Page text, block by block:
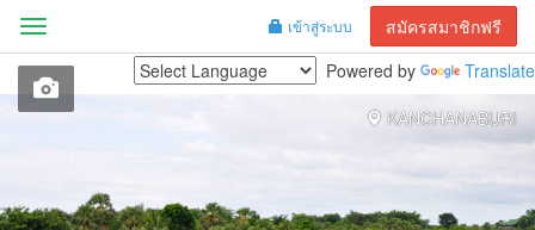
เข้าสู่ระบบ สมัครสมาชิกฟรี
Menu
Powered by
Translate
KANCHANABURI